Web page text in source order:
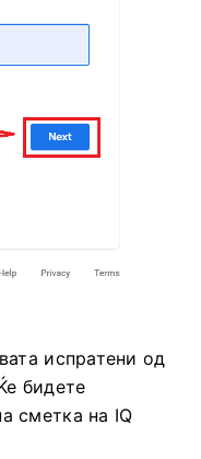
испратени од
бидете
сметка на IQ